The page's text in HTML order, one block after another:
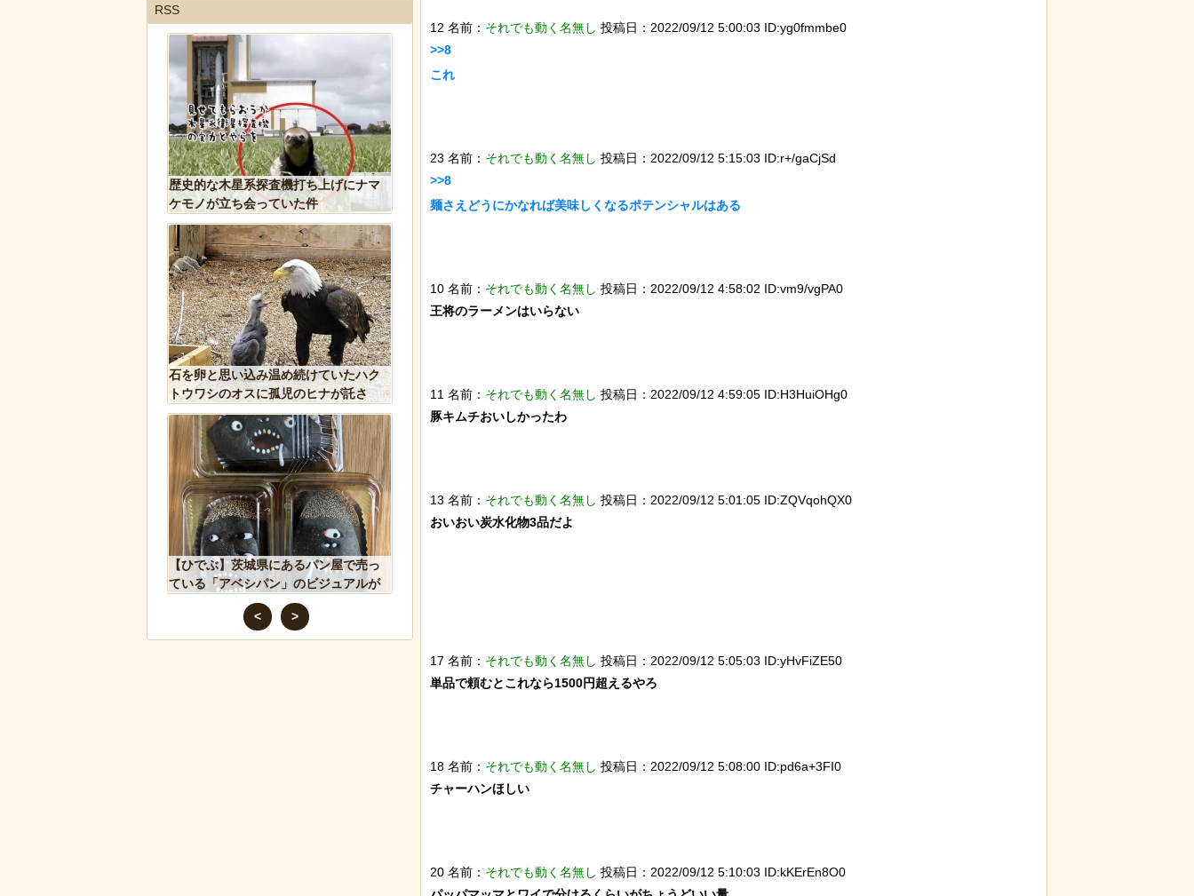
12 名前： それでも動く名無し 投稿日：2022/09/12 5:00:03 ID:yg0fmmbe0
>>8
これ
23 名前： それでも動く名無し 投稿日：2022/09/12 5:15:03 ID:r+/gaCjSd
>>8
麺さえどうにかなれば美味しくなるポテンシャルはある
10 名前： それでも動く名無し 投稿日：2022/09/12 4:58:02 ID:vm9/vgPA0
王将のラーメンはいらない
11 名前： それでも動く名無し 投稿日：2022/09/12 4:59:05 ID:H3HuiOHg0
豚キムチおいしかったわ
13 名前： それでも動く名無し 投稿日：2022/09/12 5:01:05 ID:ZQVqohQX0
おいおい炭水化物3品だよ
17 名前： それでも動く名無し 投稿日：2022/09/12 5:05:03 ID:yHvFiZE50
単品で頼むとこれなら1500円超えるやろ
18 名前： それでも動く名無し 投稿日：2022/09/12 5:08:00 ID:pd6a+3FI0
チャーハンほしい
20 名前： それでも動く名無し 投稿日：2022/09/12 5:10:03 ID:kKErEn8O0
RSS
歴史的な木星系探査機打ち上げにナマ
ケモノが立ち会っていた件
石を卵と思い込み温め続けていたハク
トウワシのオスに孤児のヒナが託さ
れ、お世話をするように【続編】
【ひでぶ】茨城県にあるパン屋で売っ
ている「アベシパン」のビジュアルが
悪夢すぎるｗｗｗｗｗ
チャットGPTで「デーモン小暮」を調
べた結果
撃退できる？ あまりに“諸刃の剣”なラ
イフハックが話題にｗ
イド』実写版のポスターがヤバイ！地
な「警察ウサギ」となる
< >